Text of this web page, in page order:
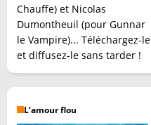
Chauffe) et Nicolas
Dumontheuil (pour Gunnar
le Vampire)... Téléchargez-le
et diffusez-le sans tarder !
L’amour flou